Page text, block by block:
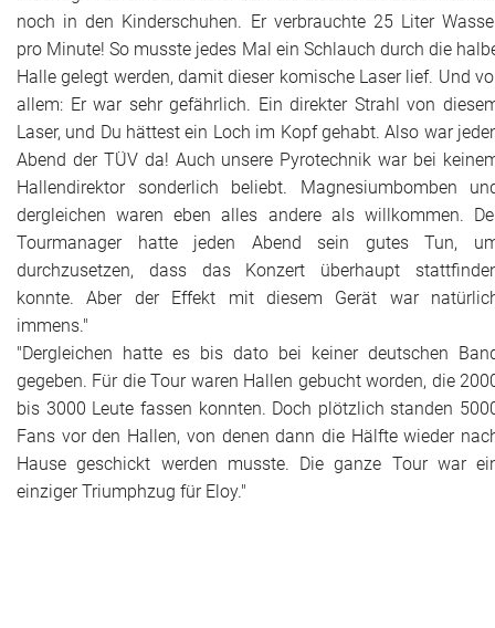
noch in den Kinderschuhen. Er verbrauchte 25 Liter
pro Minute! So musste jedes Mal ein Schlauch durch die
Halle gelegt werden, damit dieser komische Laser lief. Und
allem: Er war sehr gefährlich. Ein direkter Strahl von
Laser, und Du hättest ein Loch im Kopf gehabt. Also war
Abend der TÜV da! Auch unsere Pyrotechnik war bei
Hallendirektor sonderlich beliebt. Magnesiumbomben
dergleichen waren eben alles andere als willkommen.
Tourmanager hatte jeden Abend sein gutes Tun,
durchzusetzen, dass das Konzert überhaupt
konnte. Aber der Effekt mit diesem Gerät war
immens."
"Dergleichen hatte es bis dato bei keiner deutschen
gegeben. Für die Tour waren Hallen gebucht worden, die
bis 3000 Leute fassen konnten. Doch plötzlich standen
Fans vor den Hallen, von denen dann die Hälfte wieder
Hause geschickt werden musste. Die ganze Tour war
einziger Triumphzug für Eloy."